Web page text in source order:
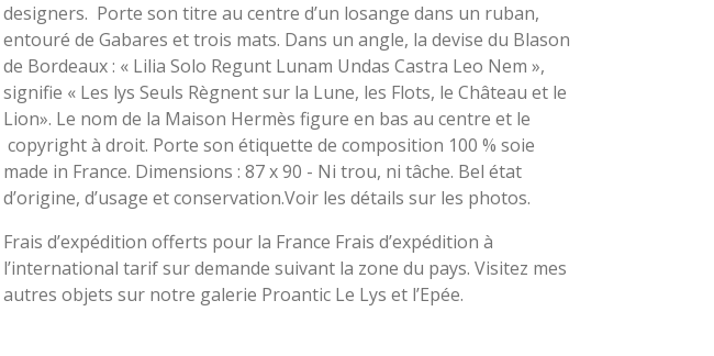
designers. Porte son titre au centre d’un losange dans un ruban,
entouré de Gabares et trois mats. Dans un angle, la devise du Blason
de Bordeaux : « Lilia Solo Regunt Lunam Undas Castra Leo Nem »,
signifie « Les lys Seuls Règnent sur la Lune, les Flots, le Château et le
Lion». Le nom de la Maison Hermès figure en bas au centre et le
copyright à droit. Porte son étiquette de composition 100 % soie
made in France. Dimensions : 87 x 90 - Ni trou, ni tâche. Bel état
d’origine, d’usage et conservation.Voir les détails sur les photos.
Frais d’expédition offerts pour la France Frais d’expédition à
l’international tarif sur demande suivant la zone du pays. Visitez mes
autres objets sur notre galerie Proantic Le Lys et l’Epée.